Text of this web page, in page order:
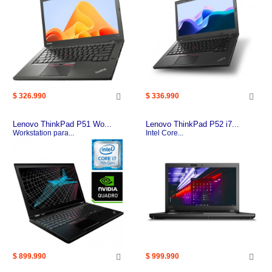
$ 326.990 $ 336.990
Lenovo ThinkPad P51 Wo...
Workstation para...
$ 899.990
Lenovo ThinkPad P52 i7...
Intel Core...
$ 999.990